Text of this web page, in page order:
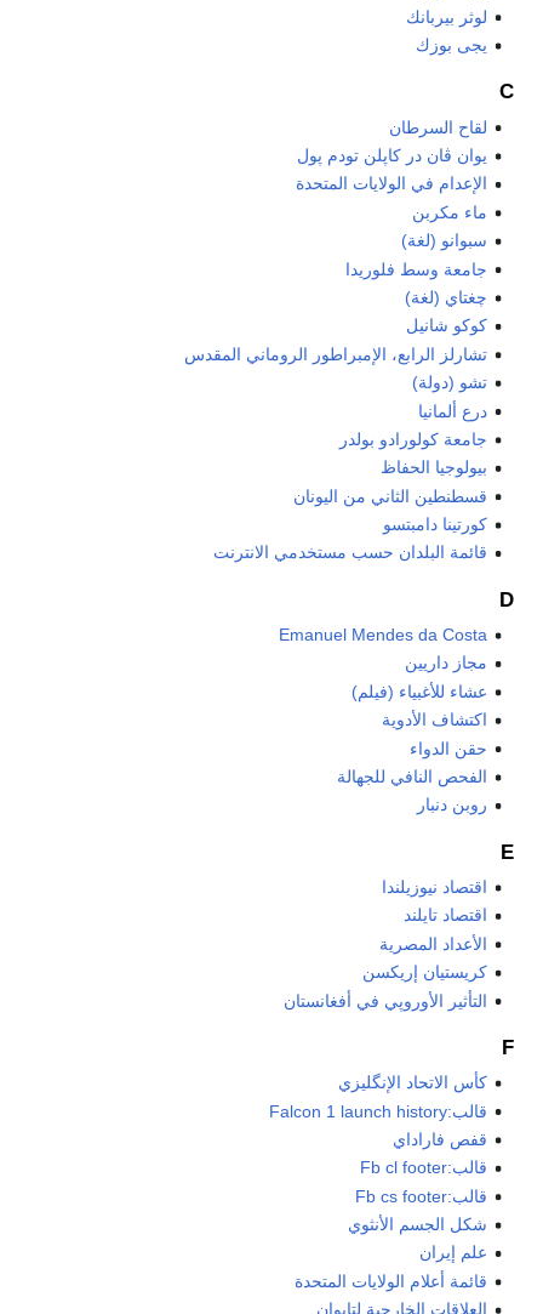
لوثر بيربانك
يجى بوزك
C
لقاح السرطان
يوان ڤان در كاپلن تودم پول
الإعدام في الولايات المتحدة
ماء مكربن
سبوانو (لغة)
جامعة وسط فلوريدا
چغتاي (لغة)
كوكو شانيل
تشارلز الرابع، الإمبراطور الروماني المقدس
تشو (دولة)
درع ألمانيا
جامعة كولورادو بولدر
بيولوجيا الحفاظ
قسطنطين الثاني من اليونان
كورتينا دامبتسو
قائمة البلدان حسب مستخدمي الانترنت
D
Emanuel Mendes da Costa
مجاز داريين
عشاء للأغبياء (فيلم)
اكتشاف الأدوية
حقن الدواء
الفحص النافي للجهالة
روبن دنبار
E
اقتصاد نيوزيلندا
اقتصاد تايلند
الأعداد المصرية
كريستيان إريكسن
التأثير الأوروپي في أفغانستان
F
كأس الاتحاد الإنگليزي
قالب:Falcon 1 launch history
قفص فاراداي
قالب:Fb cl footer
قالب:Fb cs footer
شكل الجسم الأنثوي
علم إيران
قائمة أعلام الولايات المتحدة
العلاقات الخارجية لتايوان